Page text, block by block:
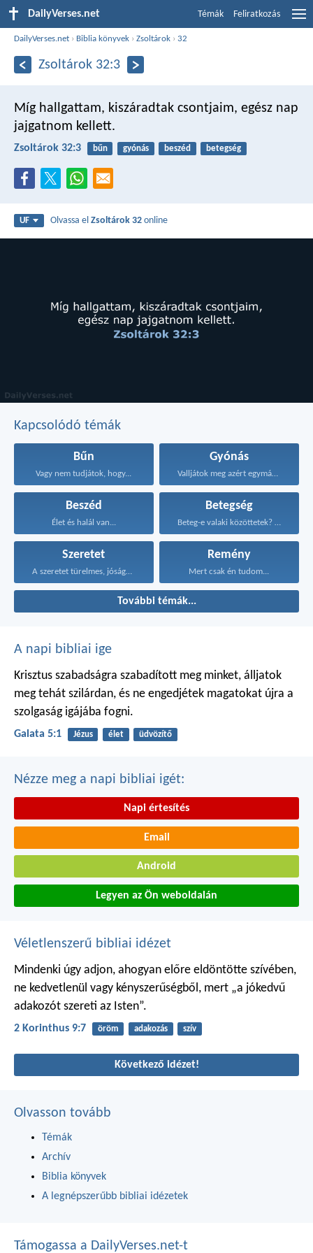
DailyVerses.net Témák Feliratkozás
DailyVerses.net › Biblia könyvek ›Zsoltárok ›32
Zsoltárok 32:3
Míg hallgattam, kiszáradtak csontjaim, egész nap
jajgatnom kellett.
Zsoltárok 32:3 bűn gyónás beszéd betegség
UF Olvassa elZsoltárok 32 online
Kapcsolódó témák
Bűn
Vagy nem tudjátok, hogy...
Gyónás
Valljátok meg azért egymásnak...
Beszéd
Élet és halál van...
Betegség
Beteg-e valaki közöttetek? Hívassa...
Szeretet
A szeretet türelmes, jóságos...
Remény
Mert csak én tudom...
További témák...
A napi bibliai ige
Krisztus szabadságra szabadított meg minket, álljatok
meg tehát szilárdan, és ne engedjétek magatokat újra a
szolgaság igájába fogni.
Galata 5:1 Jézus élet üdvözítő
Nézze meg a napi bibliai igét:
Napi értesítés
Email
Android
Legyen az Ön weboldalán
Véletlenszerű bibliai idézet
Mindenki úgy adjon, ahogyan előre eldöntötte szívében,
ne kedvetlenül vagy kényszerűségből, mert „a jókedvű
adakozót szereti az Isten”.
2 Korinthus 9:7 öröm adakozás szív
Következő idézet!
Olvasson tovább
Témák
Archív
Biblia könyvek
A legnépszerűbb bibliai idézetek
Támogassa a DailyVerses.net-t